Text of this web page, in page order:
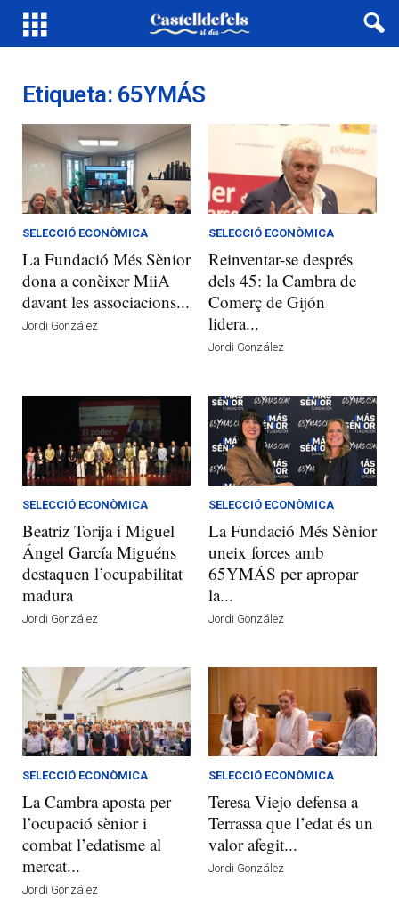
Etiqueta: 65YMÁS
SELECCIÓ ECONÒMICA
La Fundació Més Sènior
dona a conèixer MiiA
davant les associacions...
Jordi González
SELECCIÓ ECONÒMICA
Reinventar-se després
dels 45: la Cambra de
Comerç de Gijón
lidera...
Jordi González
SELECCIÓ ECONÒMICA
Beatriz Torija i Miguel
Ángel García Miguéns
destaquen l’ocupabilitat
madura
Jordi González
SELECCIÓ ECONÒMICA
La Fundació Més Sènior
uneix forces amb
65YMÁS per apropar
la...
Jordi González
SELECCIÓ ECONÒMICA
La Cambra aposta per
l’ocupació sènior i
combat l’edatisme al
mercat...
Jordi González
SELECCIÓ ECONÒMICA
Teresa Viejo defensa a
Terrassa que l’edat és un
valor afegit...
Jordi González